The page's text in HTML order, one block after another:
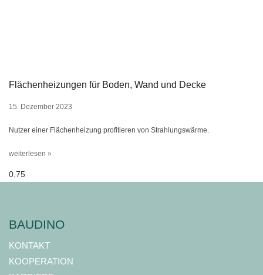
Flächenheizungen für Boden, Wand und Decke
15. Dezember 2023
Nutzer einer Flächenheizung profitieren von Strahlungswärme.
weiterlesen »
BAUDINO
KONTAKT
KOOPERATION